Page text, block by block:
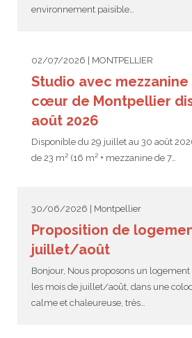
environnement paisible…
02/07/2026 | MONTPELLIER
Studio avec
cœur de Montpellier
août 2026
Disponible du 29 juillet au 30 août
de 23 m² (16 m² + mezzanine de 7…
30/06/2026 | Montpellier
Proposition de
juillet/août
Bonjour, Nous proposons un
les mois de juillet/août, dans une
calme et chaleureuse, très…